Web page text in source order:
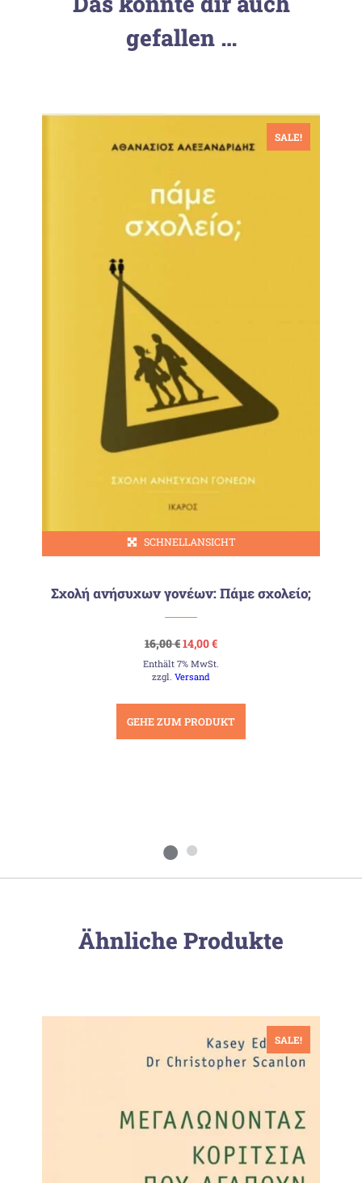
gefallen …
SALE!
SCHNELLANSICHT
Σχολή ανήσυχων γονέων: Πάμε σχολείο;
16,00€Ursprünglicher
Preis
war:
16,00 €
14,00€Aktueller
ist:
Enthält 7% MwSt.
zzgl.Versand
GEHE ZUM PRODUKT
Ähnliche Produkte
SALE!